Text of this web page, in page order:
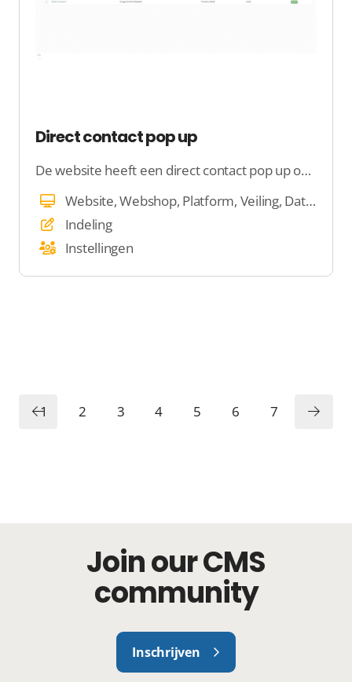
Direct contact pop up
De website heeft een direct contact pop up op verschillende pagina’s. We noemen dit de conversie pop-up. Deze pop-up heeft als doel om meer conversie te halen uit het verkeer op de website
Website, Webshop, Platform, Veiling, Dating
Indeling
Instellingen
1 2 3 4 5 6 7 8
Join our CMS
community
Inschrijven